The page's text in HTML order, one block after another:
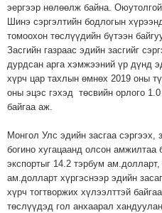
эергээр нөлөөлж байна.
Шинэ сэргэлтийн бодлогын
томоохон төслүүдийн бүтээн
Засгийн газраас эдийн засгийг
дурдсан арга хэмжээний үр дүнд
хүрч цар тахлын өмнөх 2019 оны
оны эцэс гэхэд төсвийн орлого
байгаа аж.
Монгол Улс эдийн засгаа сэргээх,
богино хугацаанд олсон
экспортыг 14.2 тэрбум
ам.долларт хүргэснээр эдийн
хүрч тогтворжих хүлээлттэй
төслүүдэд гол анхаарал